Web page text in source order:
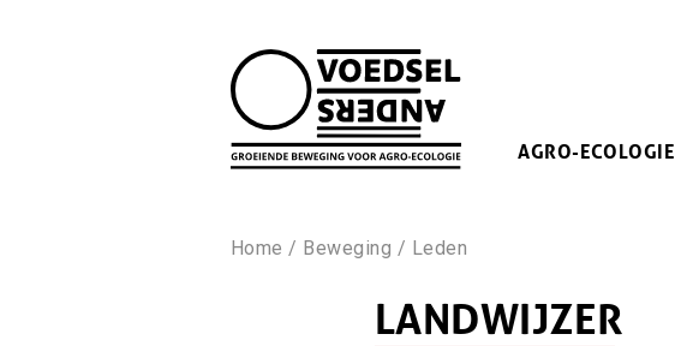
MAIN
AGRO-ECOLOGIE
KRUIMELPAD
Home Beweging Leden
LANDWIJZER